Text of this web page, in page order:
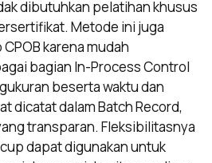
dibutuhkan pelatihan khusus
Metode ini juga
karena mudah
bagian In-Process Control
beserta waktu dan
dicatat dalam Batch Record,
transparan. Fleksibilitasnya
dapat digunakan untuk